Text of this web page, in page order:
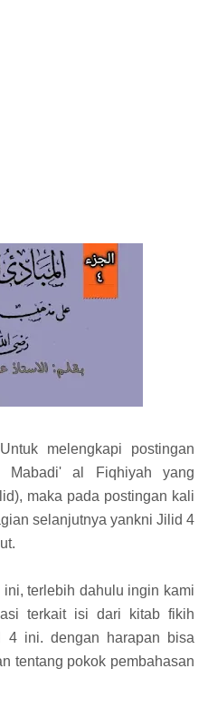
melengkapi postingan
Mabadi' al Fiqhiyah yang
maka pada postingan kali
selanjutnya yankni Jilid 4
terlebih dahulu ingin kami
terkait isi dari kitab fikih
4 ini. dengan harapan bisa
tentang pokok pembahasan